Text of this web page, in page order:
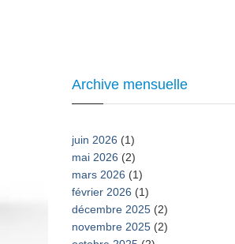
Archive mensuelle
juin 2026 (1)
mai 2026 (2)
mars 2026 (1)
février 2026 (1)
décembre 2025 (2)
novembre 2025 (2)